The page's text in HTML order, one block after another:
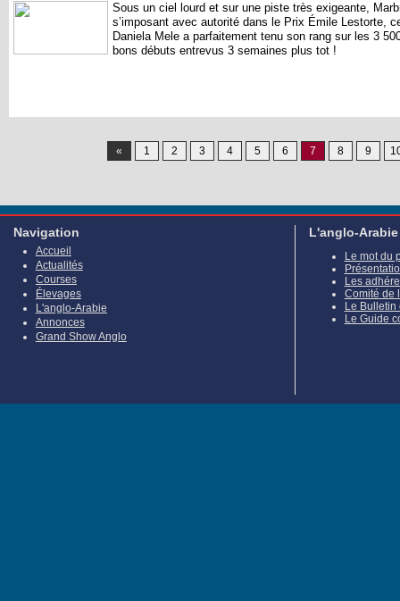
Sous un ciel lourd et sur une piste très exigeante,
s’imposant avec autorité dans le Prix Émile Lestorte,
Daniela Mele a parfaitement tenu son rang sur les 3
bons débuts entrevus 3 semaines plus tot !
« 1 2 3 4 5 6 7 8 9
Navigation
Accueil
Actualités
Courses
Élevages
L'anglo-Arabie
Annonces
Grand Show Anglo
L'anglo-Arabie
Le mot du
Les
Comité de
Le Bulletin
Le Guide